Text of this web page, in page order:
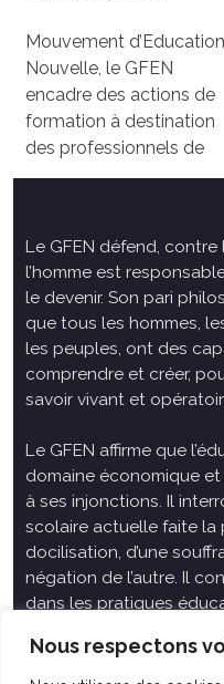
Nous respectons
Mouvement d’Education
Nouvelle, le GFEN
encadre des actions de
formation à destination
des professionnels de
Le GFEN défend, contre
l’homme est
le devenir. Son pari
que tous les hommes,
les peuples, ont des
comprendre et créer,
savoir vivant et
Le GFEN affirme que
domaine économique
à ses injonctions. Il
scolaire actuelle faite la
docilisation, d’une
négation de l’autre. Il
dans les pratiques
Siège national : Groupe